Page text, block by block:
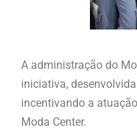
A administração do
iniciativa,
incentivando a
Moda Center.